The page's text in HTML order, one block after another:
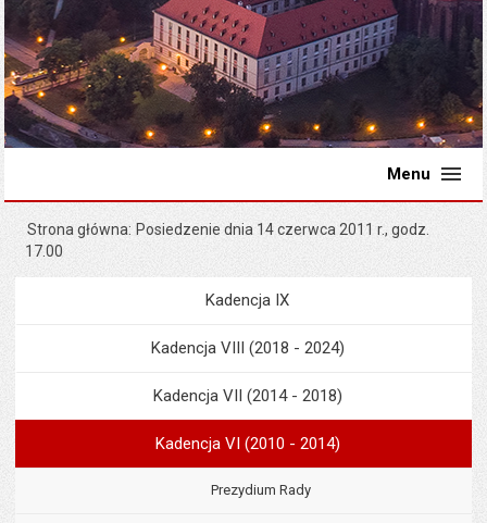
Menu
Strona główna Posiedzenie dnia 14 czerwca 2011 r., godz.
17.00
Menu
Kadencja IX
Kadencja VIII (2018 - 2024)
Kadencja VII (2014 - 2018)
Kadencja VI (2010 - 2014)
Prezydium Rady